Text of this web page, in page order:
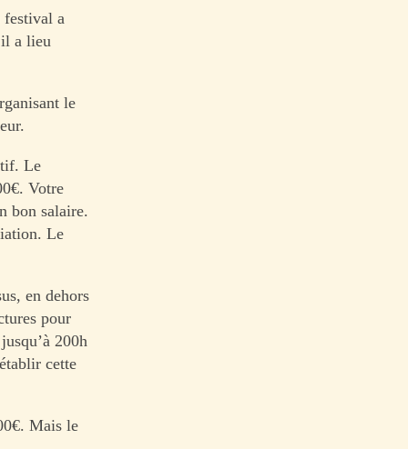
festival a
a lieu
le
Le
Votre
bon salaire.
Le
en dehors
pour
200h
cette
Mais le